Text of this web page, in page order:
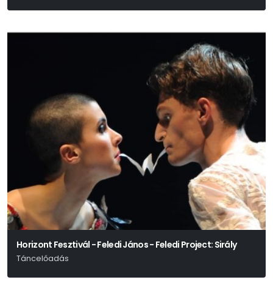
Horizont Fesztivál - Feledi János - Feledi Project: Sirály
Táncelőadás